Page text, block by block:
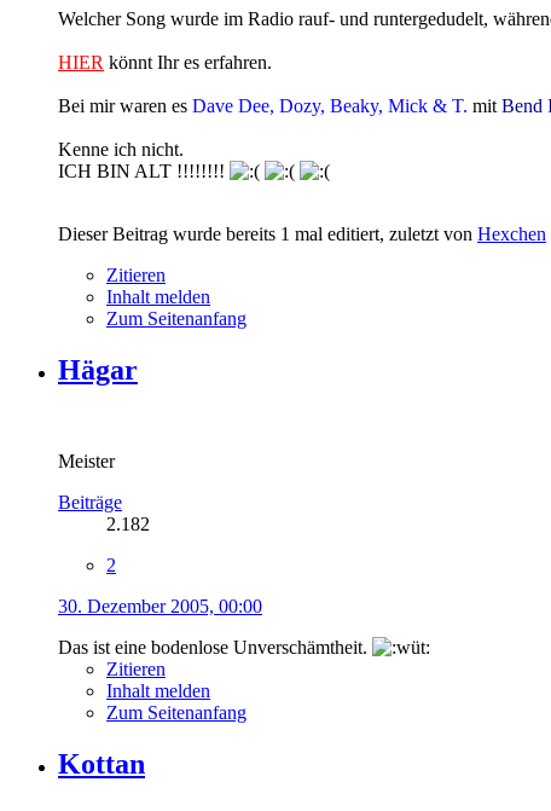
Welcher Song wurde im Radio rauf- und runtergedudelt,
HIER könnt Ihr es erfahren.
Bei mir waren es Dave Dee, Dozy, Beaky, Mick & T. mit Bend
Kenne ich nicht.
ICH BIN ALT !!!!!!!!
Dieser Beitrag wurde bereits 1 mal editiert, zuletzt von Hexchen
Zitieren
Inhalt melden
Zum Seitenanfang
Hägar
Meister
Beiträge
2.182
2
30. Dezember 2005, 00:00
Das ist eine bodenlose Unverschämtheit.
Zitieren
Inhalt melden
Zum Seitenanfang
Kottan